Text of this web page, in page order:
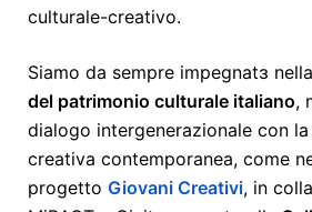
culturale-creativo.
Siamo da sempre impegnatɜ nella
del patrimonio culturale italiano,
dialogo intergenerazionale con
creativa contemporanea, come
progetto Giovani Creativi, in